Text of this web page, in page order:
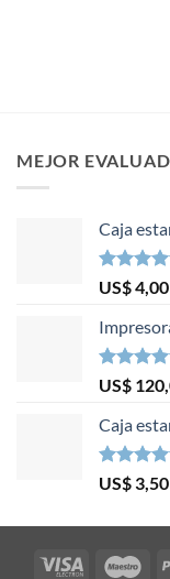
MEJOR
Caja
Valorado
5.00
de 5
US$4,00
Valorado
5.00
de 5
US$
Caja
Valorado
5.00
de 5
US$ 3,50
Visa